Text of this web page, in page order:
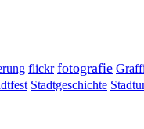
flickr fotografie
Stadtgeschichte